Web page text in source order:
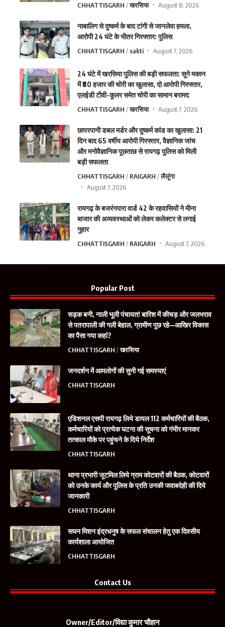
CHHATTISGARH खरसिया August 8, 2026
नाबालिग से दुष्कर्म के बाद टांगी से जानलेवा हमला,
आरोपी 24 घंटे के भीतर गिरफ्तार: पुलिस
CHHATTISGARH sakti August 7, 2026
24 घंटे में खरसिया पुलिस की बड़ी सफलता: सूने मकान
में ₹80 हजार की चोरी का खुलासा, दो आरोपी गिरफ्तार,
एलईडी टीवी-कूलर समेत चोरी का सामान बरामद
CHHATTISGARH खरसिया August 7, 2026
छापरपानी डबल मर्डर और दुष्कर्म कांड का खुलासा: 21
दिन बाद 65 वर्षीय आरोपी गिरफ्तार, वैज्ञानिक जांच
और मनोवैज्ञानिक पूछताछ से रायगढ़ पुलिस को मिली
बड़ी सफलता
CHHATTISGARH RAIGARH
लैलूंगा
August 7, 2026
रायगढ़ के बजरंगपारा वार्ड 42 के रहवासियों ने मीना
बाजार की अव्यवस्थाओं को लेकर कलेक्टर से लगाई
गुहार
CHHATTISGARH RAIGARH August 7, 2026
Popular Post
सड़क बनी, नाली भूली पंचायत! बारिश में कीचड़ और जलभराव
से पतरापाली की गली बेहाल, ग्रामीण पूछ रहे—आखिर विकास
का पैसा गया कहां?
CHHATTISGARH खरसिया
जनदर्शन में आमलोगों की सुनी गई समस्याएं
CHHATTISGARH
एडिशनल एसपी रायगढ़ लिये डायल 112 कर्मचारियों की बैठक,
कर्मचारियों को प्रत्येक घटना की सूचना को गंभीर मानकर
तत्काल मौके पर पहुंचने के दिये निर्देश
CHHATTISGARH
थाना प्रभारी जूटमिल लिये ग्राम कोटवारों की बैठक, कोटवारों
को उनके कार्य और पुलिस के प्रति उनकी जवाबदेही की दिये
जानकारी
CHHATTISGARH
सघन मिशन इंद्रधनुष के सफल संचालन हेतु एक दिवसीय
कार्यशाला आयोजित
CHHATTISGARH
Contact Us
Owner/Editor/विद्या कुमार चौहान